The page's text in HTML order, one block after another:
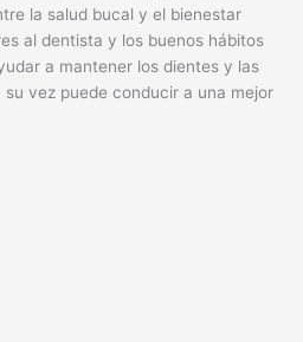
la salud bucal y el bienestar
al dentista y los buenos hábitos
a mantener los dientes y las
vez puede conducir a una mejor